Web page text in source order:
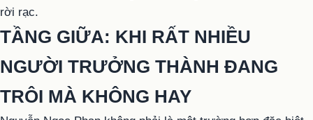
rời rạc.
TẦNG GIỮA: KHI RẤT NHIỀU
NGƯỜI TRƯỞNG THÀNH ĐANG
TRÔI MÀ KHÔNG HAY